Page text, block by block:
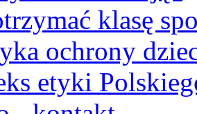
klasę
ochrony
etyki